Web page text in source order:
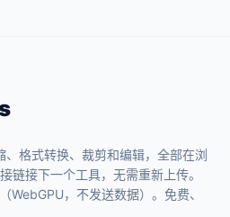
格式转换、裁剪和编辑，全部在浏
链接下一个工具，无需重新上传。
WebGPU，不发送数据）。免费、